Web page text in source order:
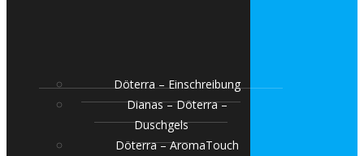
Döterra – Einschreibung
Dianas – Döterra –
Duschgels
Döterra – AromaTouch